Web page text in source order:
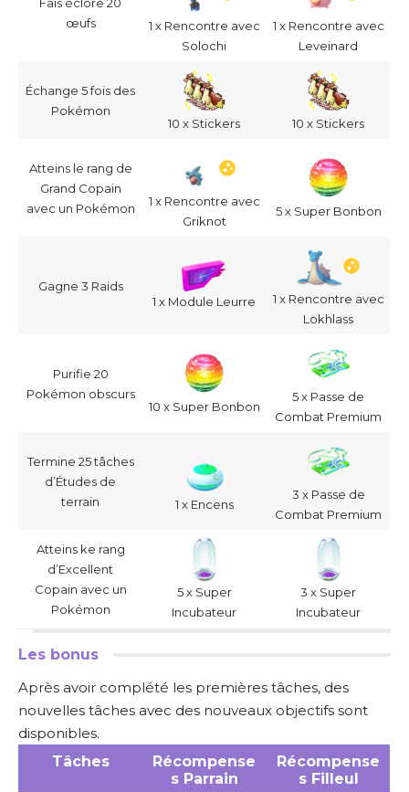
Fais éclore 20
œufs
1 x Rencontre avec
Solochi
1 x Rencontre avec
Leveinard
Échange 5 fois des
Pokémon
10 x Stickers
10 x Stickers
Atteins le rang de
Grand Copain
avec un Pokémon
1 x Rencontre avec
Griknot
5 x Super Bonbon
Gagne 3 Raids
1 x Module Leurre
1 x Rencontre avec
Lokhlass
Purifie 20
Pokémon obscurs
10 x Super Bonbon
5 x Passe de
Combat Premium
Termine 25 tâches
d’Études de
terrain
1 x Encens
3 x Passe de
Combat Premium
Atteins ke rang
d’Excellent
Copain avec un
Pokémon
5 x Super
Incubateur
3 x Super
Incubateur
Les bonus
Après avoir complété les premières tâches, des
nouvelles tâches avec des nouveaux objectifs sont
disponibles.
Tâches
Récompense
s Parrain
Récompense
s Filleul